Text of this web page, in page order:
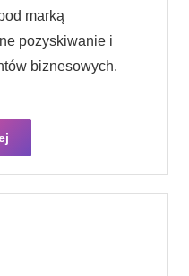
marką
pozyskiwanie i
biznesowych.